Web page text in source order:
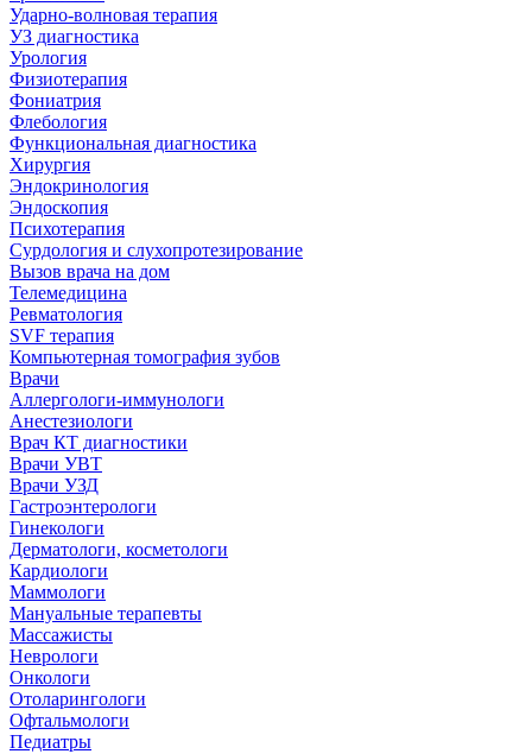
Ударно-волновая терапия
УЗ диагностика
Урология
Физиотерапия
Фониатрия
Флебология
Функциональная диагностика
Хирургия
Эндокринология
Эндоскопия
Психотерапия
Сурдология и слухопротезирование
Вызов врача на дом
Телемедицина
Ревматология
SVF терапия
Компьютерная томография зубов
Врачи
Аллергологи-иммунологи
Анестезиологи
Врач КТ диагностики
Врачи УВТ
Врачи УЗД
Гастроэнтерологи
Гинекологи
Дерматологи, косметологи
Кардиологи
Маммологи
Мануальные терапевты
Массажисты
Неврологи
Онкологи
Отоларингологи
Офтальмологи
Педиатры